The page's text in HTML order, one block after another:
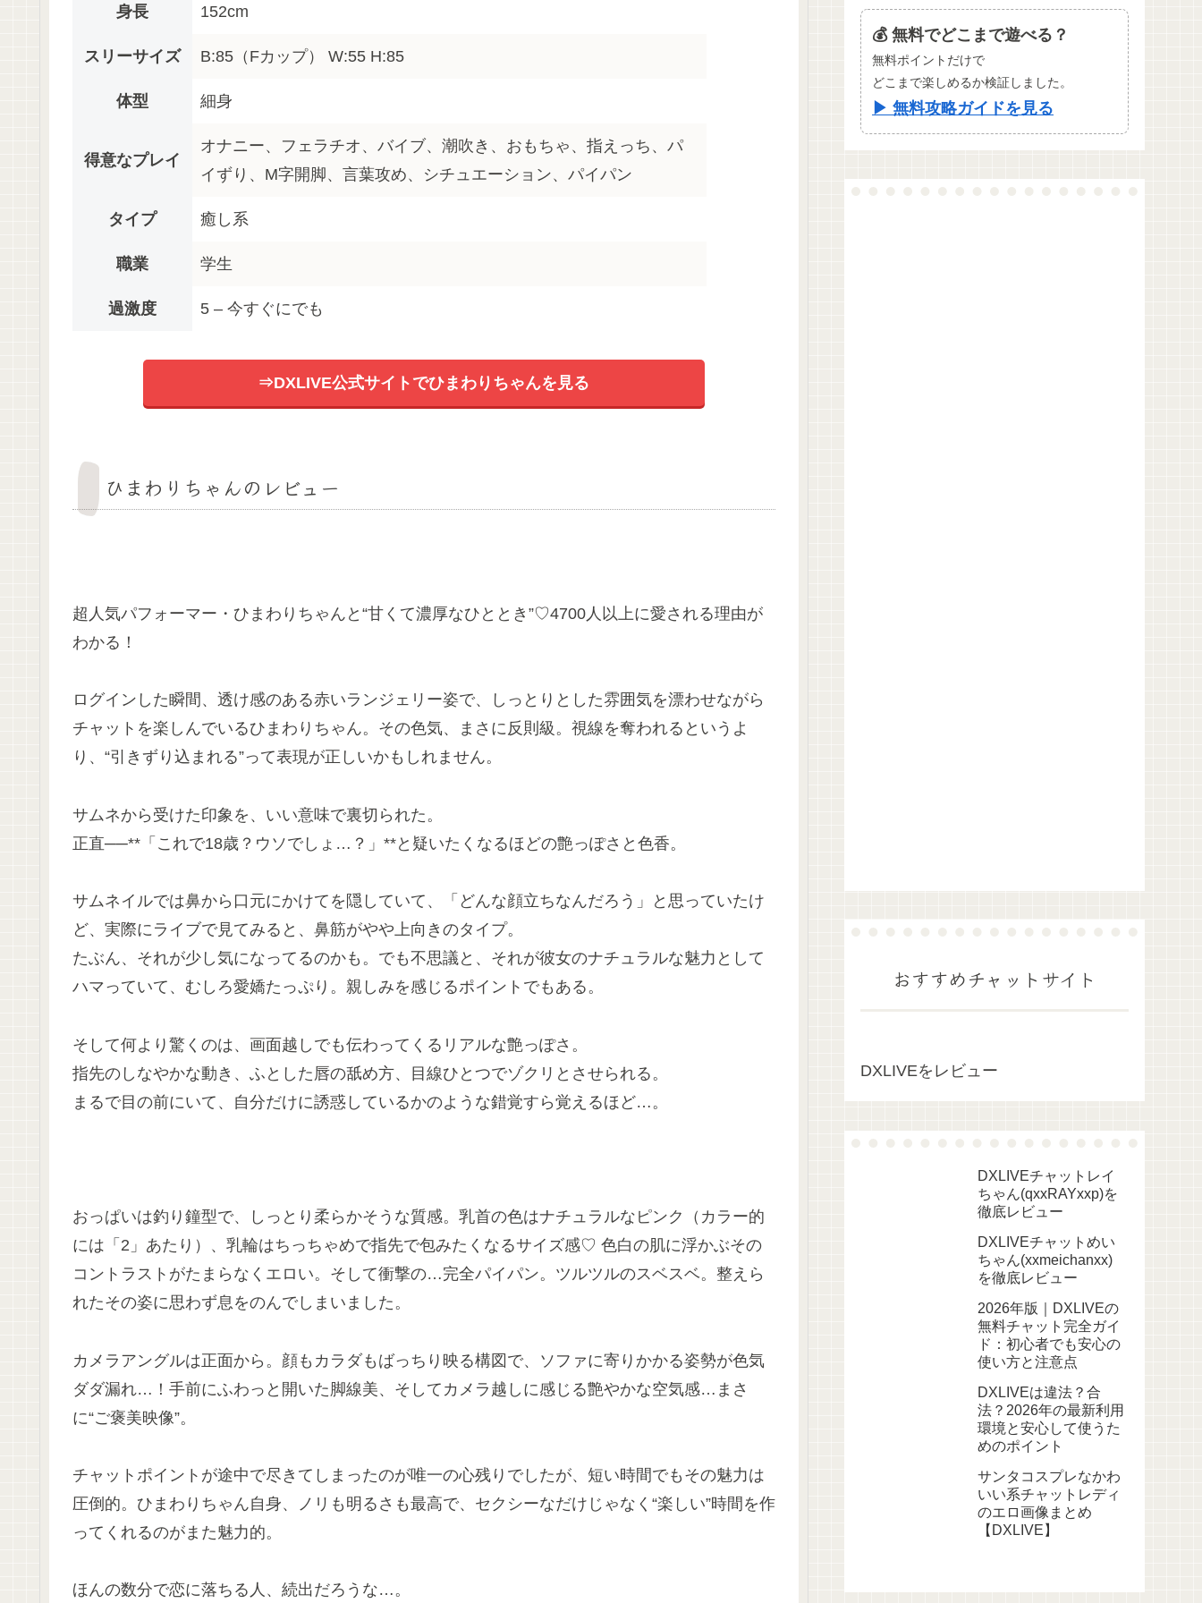
身長 152cm
スリーサイズ B:85（Fカップ） W:55 H:85
体型 細身
得意なプレイ
オナニー、フェラチオ、バイブ、潮吹き、おもちゃ、指えっち、パ
イずり、M字開脚、言葉攻め、シチュエーション、パイパン
タイプ 癒し系
職業 学生
過激度 5 – 今すぐにでも
⇒DXLIVE公式サイトでひまわりちゃんを見る
ひまわりちゃんのレビュー
超人気パフォーマー・ひまわりちゃんと“甘くて濃厚なひととき”♡4700人以上に愛される理由が
わかる！
ログインした瞬間、透け感のある赤いランジェリー姿で、しっとりとした雰囲気を漂わせながら
チャットを楽しんでいるひまわりちゃん。その色気、まさに反則級。視線を奪われるというよ
り、“引きずり込まれる”って表現が正しいかもしれません。
サムネから受けた印象を、いい意味で裏切られた。
正直──**「これで18歳？ウソでしょ…？」**と疑いたくなるほどの艶っぽさと色香。
サムネイルでは鼻から口元にかけてを隠していて、「どんな顔立ちなんだろう」と思っていたけ
ど、実際にライブで見てみると、鼻筋がやや上向きのタイプ。
たぶん、それが少し気になってるのかも。でも不思議と、それが彼女のナチュラルな魅力として
ハマっていて、むしろ愛嬌たっぷり。親しみを感じるポイントでもある。
そして何より驚くのは、画面越しでも伝わってくるリアルな艶っぽさ。
指先のしなやかな動き、ふとした唇の舐め方、目線ひとつでゾクリとさせられる。
まるで目の前にいて、自分だけに誘惑しているかのような錯覚すら覚えるほど…。
おっぱいは釣り鐘型で、しっとり柔らかそうな質感。乳首の色はナチュラルなピンク（カラー的
には「2」あたり）、乳輪はちっちゃめで指先で包みたくなるサイズ感♡ 色白の肌に浮かぶその
コントラストがたまらなくエロい。そして衝撃の…完全パイパン。ツルツルのスベスベ。整えら
れたその姿に思わず息をのんでしまいました。
カメラアングルは正面から。顔もカラダもばっちり映る構図で、ソファに寄りかかる姿勢が色気
ダダ漏れ…！手前にふわっと開いた脚線美、そしてカメラ越しに感じる艶やかな空気感…まさ
に“ご褒美映像”。
チャットポイントが途中で尽きてしまったのが唯一の心残りでしたが、短い時間でもその魅力は
圧倒的。ひまわりちゃん自身、ノリも明るさも最高で、セクシーなだけじゃなく“楽しい”時間を作
ってくれるのがまた魅力的。
ほんの数分で恋に落ちる人、続出だろうな…。
💰 無料でどこまで遊べる？
無料ポイントだけで
どこまで楽しめるか検証しました。
▶ 無料攻略ガイドを見る
おすすめチャットサイト
DXLIVEをレビュー
DXLIVEチャットレイ
ちゃん(qxxRAYxxp)を
徹底レビュー
DXLIVEチャットめい
ちゃん(xxmeichanxx)
を徹底レビュー
2026年版｜DXLIVEの
無料チャット完全ガイ
ド：初心者でも安心の
使い方と注意点
DXLIVEは違法？合
法？2026年の最新利用
環境と安心して使うた
めのポイント
サンタコスプレなかわ
いい系チャットレディ
のエロ画像まとめ
【DXLIVE】